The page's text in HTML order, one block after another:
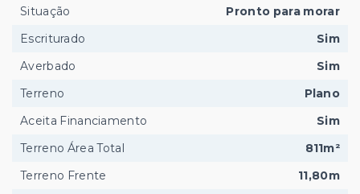
Situação
Pronto para morar
Escriturado
Sim
Averbado
Sim
Terreno
Plano
Aceita Financiamento
Sim
Terreno Área Total
811m²
Terreno Frente
11,80m